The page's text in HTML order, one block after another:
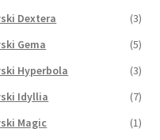
Dextera
(3)
Gema
(5)
Hyperbola
(3)
Idyllia
(7)
Magic
(1)